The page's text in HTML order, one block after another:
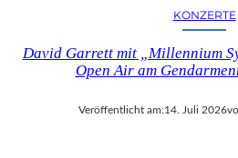
KONZERTE
David Garrett mit „Millennium
Open Air am
Veröffentlicht am:14. Juli 2026